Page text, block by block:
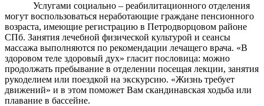
Услугами социально – реабилитационного отделения
могут воспользоваться неработающие граждане пенсионного
возраста, имеющие регистрацию в Петродворцовом районе
СПб. Занятия лечебной физической культурой и сеансы
массажа выполняются по рекомендации лечащего врача. «В
здоровом теле здоровый дух» гласит пословица: можно
продолжать пребывание в отделении посещая лекции, занятия
рукоделием или поездкой на экскурсию. «Жизнь требует
движений» и в этом поможет Вам скандинавская ходьба или
плавание в бассейне.